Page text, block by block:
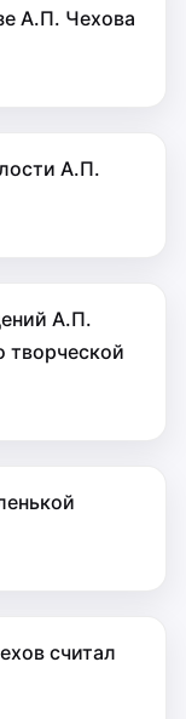
А.П. Чехова
А.П.
А.П.
творческой
считал